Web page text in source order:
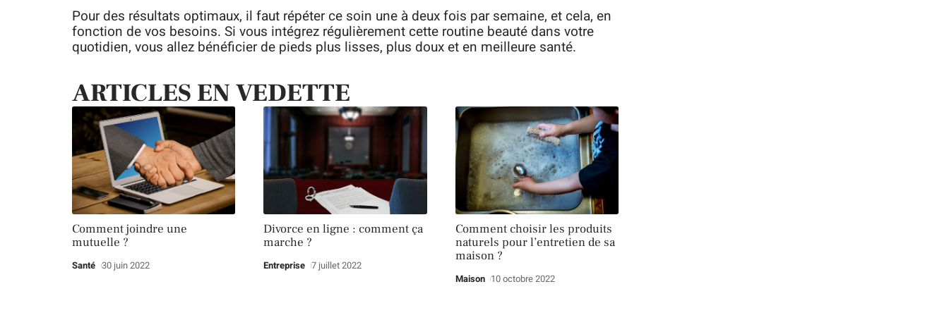
Pour des résultats optimaux, il faut répéter ce soin une à deux fois par semaine, et cela, en
fonction de vos besoins. Si vous intégrez régulièrement cette routine beauté dans votre
quotidien, vous allez bénéficier de pieds plus lisses, plus doux et en meilleure santé.
ARTICLES EN VEDETTE
Comment joindre une
mutuelle ?
Santé 30 juin 2022
Divorce en ligne : comment ça
marche ?
Entreprise 7 juillet 2022
Comment choisir les produits
naturels pour l’entretien de sa
maison ?
Maison 10 octobre 2022